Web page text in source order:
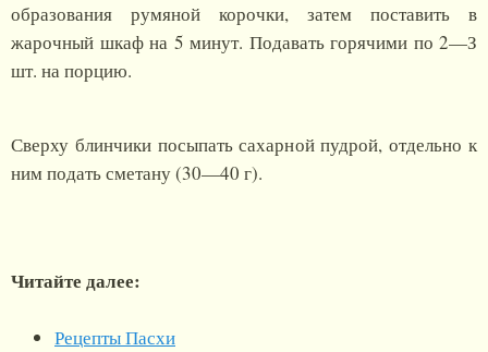
образования румяной корочки, затем поставить в
жарочный шкаф на 5 минут. Подавать горячими по 2—З
шт. на порцию.
Сверху блинчики посыпать сахарной пудрой, отдельно к
ним подать сметану (30—40 г).
Читайте далее:
Рецепты Пасхи